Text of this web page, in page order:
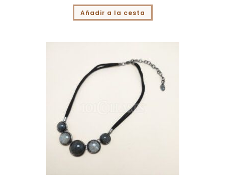
Añadir a la cesta